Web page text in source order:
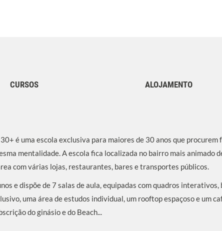
CURSOS ALOJAMENTO
é uma escola exclusiva para maiores de 30 anos que procurem
mentalidade. A escola fica localizada no bairro mais animado
com várias lojas, restaurantes, bares e transportes públicos.
e dispõe de 7 salas de aula, equipadas com quadros interativos,
uma área de estudos individual, um rooftop espaçoso e um
do ginásio e do Beach...